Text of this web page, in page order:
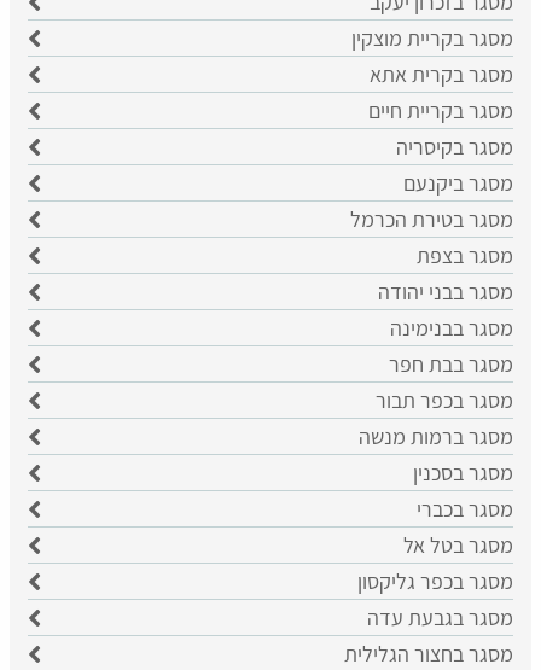
מסגר בקריית מוצקין
מסגר בקרית אתא
מסגר בקריית חיים
מסגר בקיסריה
מסגר ביקנעם
מסגר בטירת הכרמל
מסגר בצפת
מסגר בבני יהודה
מסגר בבנימינה
מסגר בבת חפר
מסגר בכפר תבור
מסגר ברמות מנשה
מסגר בסכנין
מסגר בכברי
מסגר בטל אל
מסגר בכפר גליקסון
מסגר בגבעת עדה
מסגר בחצור הגלילית